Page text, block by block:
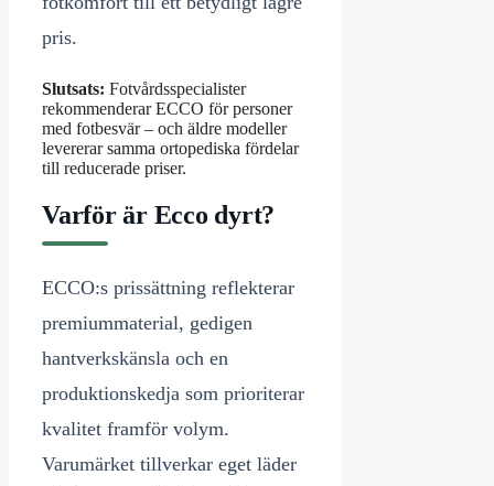
pris.
Slutsats: Fotvårdsspecialister
rekommenderar ECCO för personer
med fotbesvär – och äldre modeller
levererar samma ortopediska fördelar
till reducerade priser.
Varför är Ecco dyrt?
ECCO:s prissättning reflekterar
premiummaterial, gedigen
hantverkskänsla och en
produktionskedja som prioriterar
kvalitet framför volym.
Varumärket tillverkar eget läder